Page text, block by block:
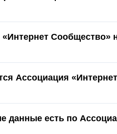
Сообщество»
Ассоциация
данные есть по